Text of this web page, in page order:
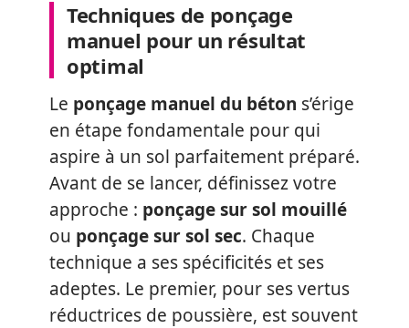
Techniques de ponçage
manuel pour un résultat
optimal
Le ponçage manuel du béton s’érige
en étape fondamentale pour qui
aspire à un sol parfaitement préparé.
Avant de se lancer, définissez votre
approche : ponçage sur sol mouillé
ou ponçage sur sol sec. Chaque
technique a ses spécificités et ses
adeptes. Le premier, pour ses vertus
réductrices de poussière, est souvent